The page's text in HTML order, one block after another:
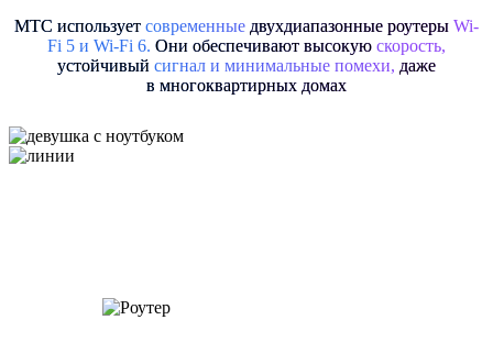
МТС использует современные двухдиапазонные роутеры Wi-
Fi 5 и Wi-Fi 6. Они обеспечивают высокую скорость,
устойчивый сигнал и минимальные помехи, даже
в многоквартирных домах